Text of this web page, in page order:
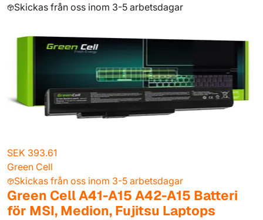
Skickas från oss inom 3-5 arbetsdagar
SEK 393.61
Green Cell
Skickas från oss inom 3-5 arbetsdagar
Green Cell A41-A15 A42-A15 Batteri
för MSI, Medion, Fujitsu Laptops